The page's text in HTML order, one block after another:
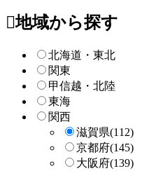
索
ー
検地域から探す
北海道・東北
関東
甲信越・北陸
東海
関西
滋賀県(112)
京都府(145)
大阪府(139)